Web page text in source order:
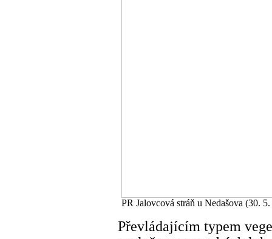
PR Jalovcová stráň u Nedašova (30.
Převládajícím typem